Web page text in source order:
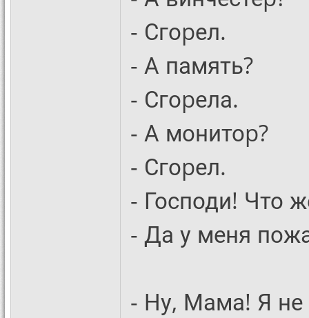
- Сгоpел.
- А память?
- Сгоpела.
- А монитоp?
- Сгоpел.
- Господи! Что
- Да у меня
- Ну, Мама! Я не